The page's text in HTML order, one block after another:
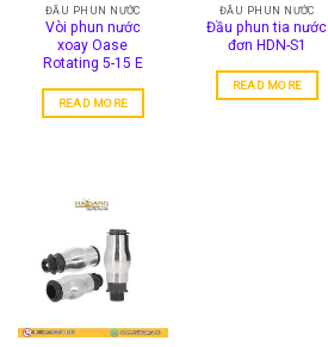
chosen
on
the
page
ĐẦU PHUN NƯỚC
Vòi phun nước
xoay Oase
Rotating 5-15 E
READ MORE
ĐẦU PHUN NƯỚC
Đầu phun tia nước
đơn HDN-S1
READ MORE